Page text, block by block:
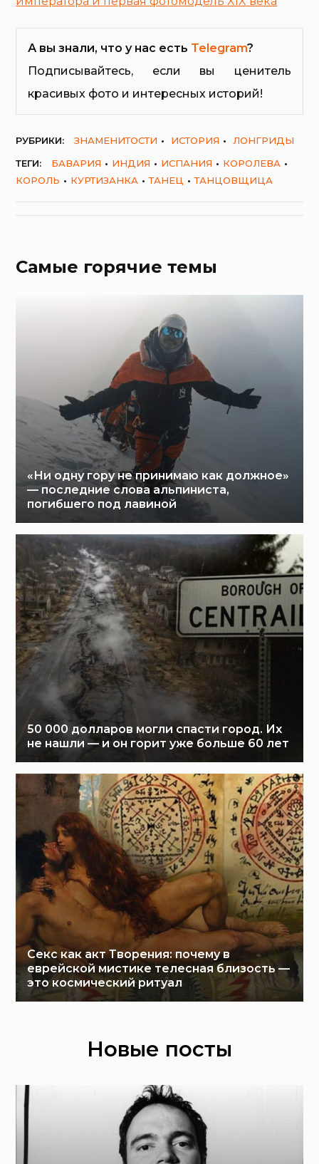
А вы знали, что у нас есть Telegram?
Подписывайтесь, если вы ценитель
красивых фото и интересных историй!
РУБРИКИ: ЗНАМЕНИТОСТИ ИСТОРИЯ
ЛОНГРИДЫ
ТЕГИ:
БАВАРИЯ ИНДИЯ ИСПАНИЯ
КОРОЛЕВА
КОРОЛЬ
КУРТИЗАНКА ТАНЕЦ ТАНЦОВЩИЦА
Самые горячие темы
«Ни одну гору не принимаю как должное»
— последние слова альпиниста,
погибшего под лавиной
50 000 долларов могли спасти город. Их
не нашли — и он горит уже больше 60 лет
Секс как акт Творения: почему в
еврейской мистике телесная близость —
это космический ритуал
Новые посты